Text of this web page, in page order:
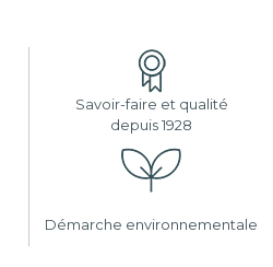
Savoir-faire et qualité
depuis 1928
Démarche environnementale